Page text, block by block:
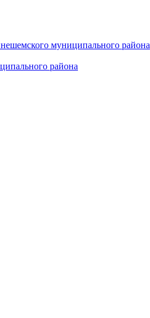
муниципального района
района